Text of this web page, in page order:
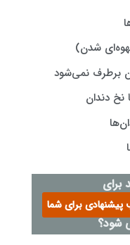
شدن)
برطرف نمی‌شود
دندان
برای
تمیز کردن
شود؟
برای شما